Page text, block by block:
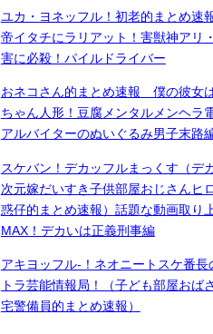
ユカ・ヨネッフル！初老的まとめ速
帝イタチにラリアット！害獣神アリ
害に必殺！パイルドライバー
おネコさん的まとめ速報 僕の彼女
ちゃん人形！豆腐メンタルメンヘラ
アルバイターのぬいぐるみ男子末路
スケバン！デカッフルまっくす（デ
次元嫁だいすき子供部屋おじさんヒ
惑仔的まとめ速報）話題な動画取り
MAX！デカいは正義刑事編
アキヨッフル-！ネオニートスケ番長
トラ芸能情報局！（子ども部屋おば
宅警備員的まとめ速報）